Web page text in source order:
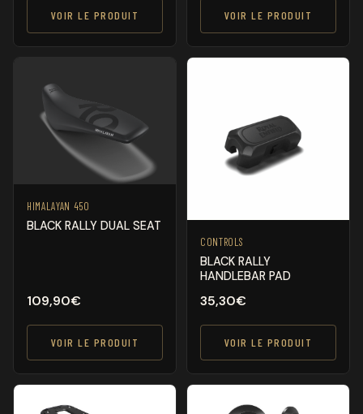
VOIR LE PRODUIT VOIR LE PRODUIT
HIMALAYAN 450
BLACK RALLY DUAL SEAT
109,90€
VOIR LE PRODUIT
CONTROLS
BLACK RALLY
HANDLEBAR PAD
35,30€
VOIR LE PRODUIT